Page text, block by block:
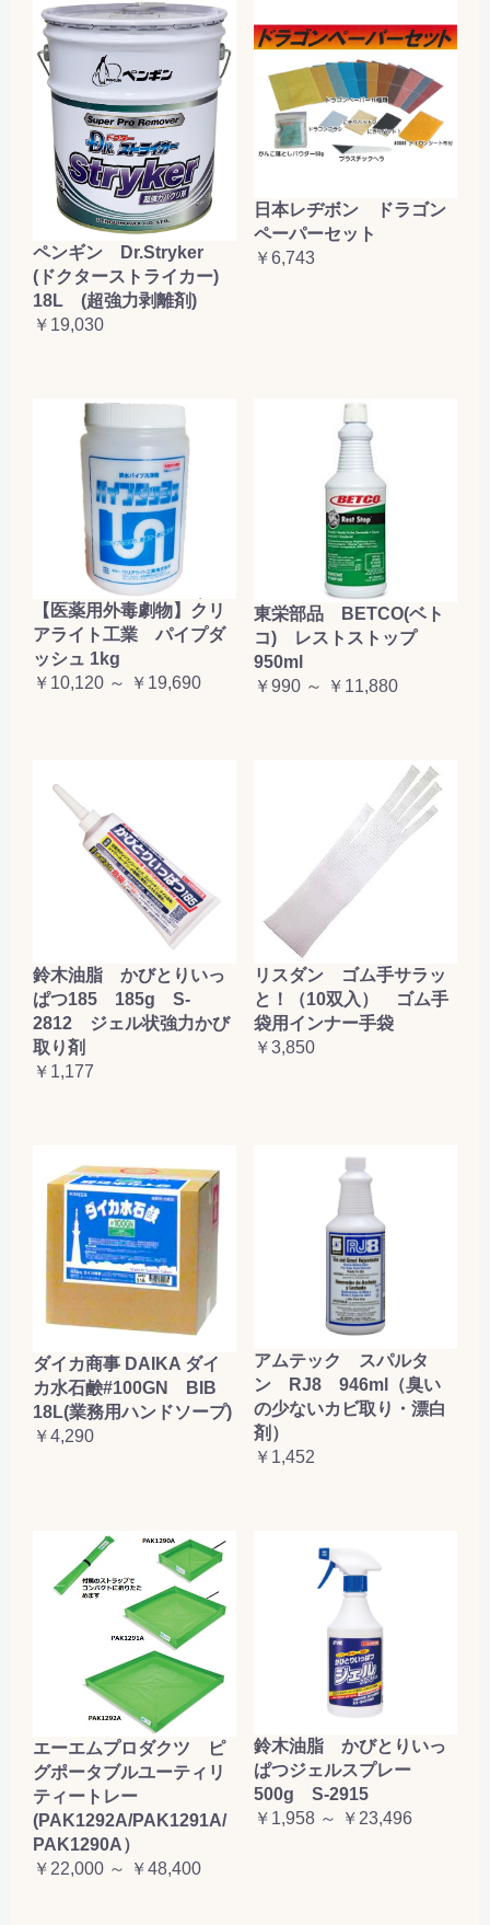
ペンギン Dr.Stryker
(ドクターストライカー)
18L (超強力剥離剤)
￥19,030
日本レヂボン ドラゴン
ペーパーセット
￥6,743
【医薬用外毒劇物】クリ
アライト工業 パイプダ
ッシュ 1kg
￥10,120 ～ ￥19,690
東栄部品 BETCO(ベト
コ) レストストップ
950ml
￥990 ～ ￥11,880
鈴木油脂 かびとりいっ
ぱつ185 185g S-
2812 ジェル状強力かび
取り剤
￥1,177
リスダン ゴム手サラッ
と！（10双入） ゴム手
袋用インナー手袋
￥3,850
ダイカ商事 DAIKA ダイ
カ水石鹸#100GN BIB
18L(業務用ハンドソープ)
￥4,290
アムテック スパルタ
ン RJ8 946ml（臭い
の少ないカビ取り・漂白
剤）
￥1,452
エーエムプロダクツ ピ
グポータブルユーティリ
ティートレー
(PAK1292A/PAK1291A/
PAK1290A）
￥22,000 ～ ￥48,400
鈴木油脂 かびとりいっ
ぱつジェルスプレー
500g S-2915
￥1,958 ～ ￥23,496